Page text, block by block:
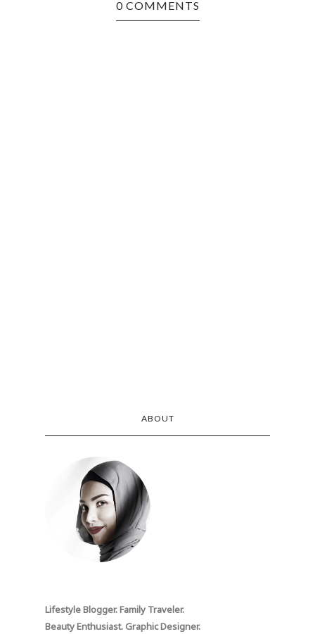
0 COMMENTS
ABOUT
Lifestyle Blogger. Family Traveler.
Beauty Enthusiast. Graphic Designer.